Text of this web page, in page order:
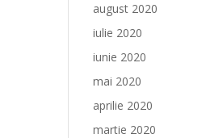
august 2020
iulie 2020
iunie 2020
mai 2020
aprilie 2020
martie 2020